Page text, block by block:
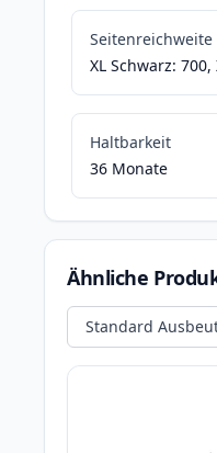
Seitenreichweite
XL Schwarz:
Haltbarkeit
36 Monate
Ähnliche
Standard